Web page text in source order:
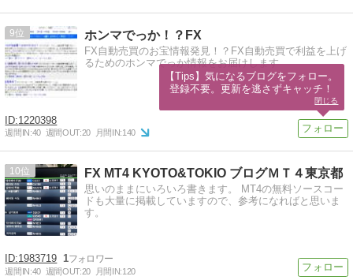
9 ホンマでっか！？FX
FX自動売買のお宝情報発見！？FX自動売買で利益を上げ
るためのホンマでっか情報をお届けします
1220398
週間IN:40 週間OUT:20 月間IN:140
10 FX MT4 KYOTO&TOKIO ブログＭＴ４東京都
思いのままにいろいろ書きます。 MT4の無料ソースコー
ドも大量に掲載していますので、参考になればと思いま
す。
1983719 1
週間IN:40 週間OUT:20 月間IN:120
【Tips】気になるブログをフォロー。
登録不要。更新を逃さずキャッチ！
閉じる